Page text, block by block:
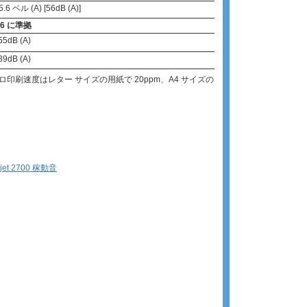
ベル (A) [56dB (A)]
に準拠
(A)
(A)
刷速度はレター サイズの用紙で 20ppm、A4 サイズの
2700 稼動音